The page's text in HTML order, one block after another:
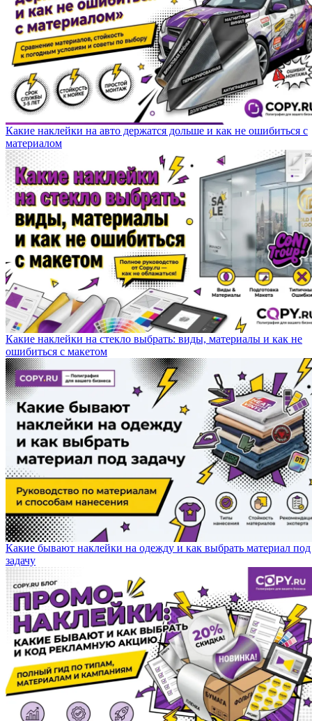
Какие наклейки на авто держатся дольше и как не ошибиться с
материалом
Какие наклейки на стекло выбрать: виды, материалы и как не
ошибиться с макетом
Какие бывают наклейки на одежду и как выбрать материал под
задачу